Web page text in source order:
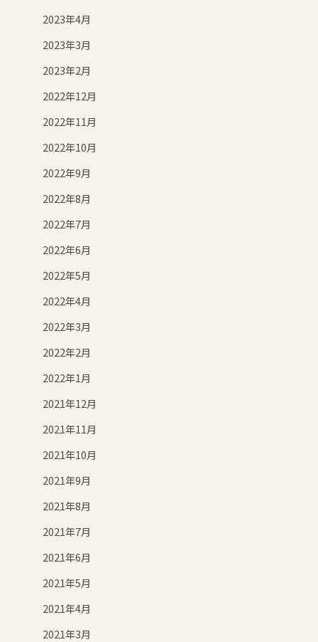
2023年4月
2023年3月
2023年2月
2022年12月
2022年11月
2022年10月
2022年9月
2022年8月
2022年7月
2022年6月
2022年5月
2022年4月
2022年3月
2022年2月
2022年1月
2021年12月
2021年11月
2021年10月
2021年9月
2021年8月
2021年7月
2021年6月
2021年5月
2021年4月
2021年3月